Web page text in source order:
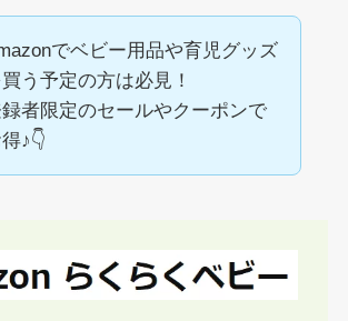
でベビー用品や育児グッズ
う予定の方は必見！
者限定のセールやクーポンで
♪👇